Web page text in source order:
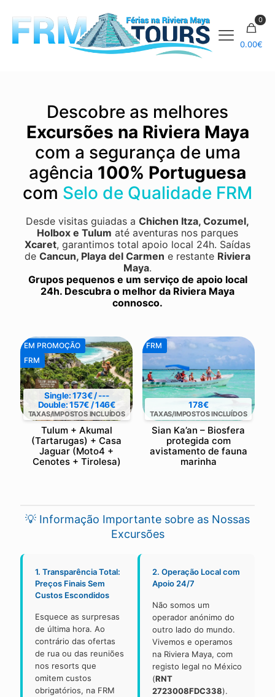
0
0.00€
Descobre as melhores
Excursões na Riviera Maya
com a segurança de uma
agência 100% Portuguesa
com Selo de Qualidade FRM
Desde visitas guiadas a Chichen Itza, Cozumel,
Holbox e Tulum até aventuras nos parques
Xcaret, garantimos total apoio local 24h. Saídas
de Cancun, Playa del Carmen e restante Riviera
Maya.
Grupos pequenos e um serviço de apoio local
24h. Descubra o melhor da Riviera Maya
connosco.
EM PROMOÇÃO
FRM
Single: 173€ / ---
Double: 157€ / 146€
TAXAS/IMPOSTOS INCLUÍDOS
Tulum + Akumal
(Tartarugas) + Casa
Jaguar (Moto4 +
Cenotes + Tirolesa)
FRM
178€
TAXAS/IMPOSTOS INCLUÍDOS
Sian Ka’an – Biosfera
protegida com
avistamento de fauna
marinha
💡 Informação Importante sobre as Nossas
Excursões
1. Transparência Total:
Preços Finais Sem
Custos Escondidos
Esquece as surpresas
de última hora. Ao
contrário das ofertas
de rua ou das reuniões
nos resorts que
omitem custos
obrigatórios, na FRM
2. Operação Local com
Apoio 24/7
Não somos um
operador anónimo do
outro lado do mundo.
Vivemos e operamos
na Riviera Maya, com
registo legal no México
(RNT
2723008FDC338).